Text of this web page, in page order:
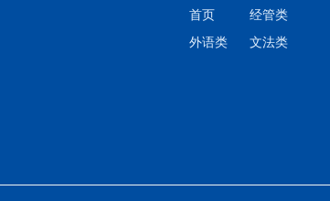
首页
经管类
外语类
文法类